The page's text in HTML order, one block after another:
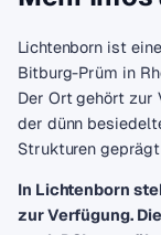
Lichtenborn ist
Bitburg-Prüm in
Der Ort gehört zur
der dünn
Strukturen
In Lichtenborn
zur Verfügung.